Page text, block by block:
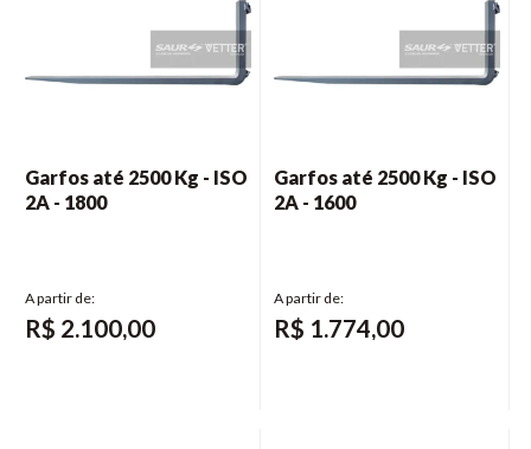
Garfos até 2500 Kg - ISO
2A - 1800
R$ 2.100,00
Garfos até 2500 Kg - ISO
2A - 1600
R$ 1.774,00